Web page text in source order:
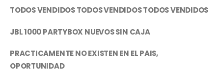
TODOS VENDIDOS TODOS VENDIDOS TODOS VENDIDOS
JBL 1000 PARTYBOX NUEVOS SIN CAJA
PRACTICAMENTE NO EXISTEN EN EL PAIS,
OPORTUNIDAD